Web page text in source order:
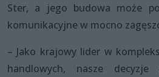
Ster, a jego budowa może
komunikacyjne w mocno
– Jako krajowy lider w
handlowych, nasze decyzje